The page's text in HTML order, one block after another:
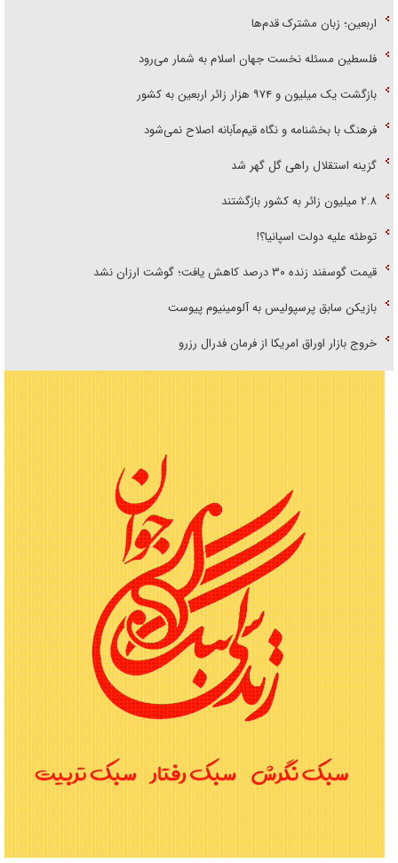
اربعین؛ زبان مشترک قدم‌ها
فلسطین مسئله نخست جهان اسلام به شمار می‌رود
بازگشت یک میلیون و ۹۷۴ هزار زائر اربعین به کشور
فرهنگ با بخشنامه و نگاه قیم‌مآبانه اصلاح نمی‌شود
گزینه استقلال راهی گل گهر شد
۲.۸ میلیون زائر به کشور بازگشتند
توطئه علیه دولت اسپانیا؟!
قیمت گوسفند زنده ۳۰ درصد کاهش یافت؛ گوشت ارزان نشد
بازیکن سابق پرسپولیس به آلومینیوم پیوست
خروج بازار اوراق امریکا از فرمان فدرال رزرو